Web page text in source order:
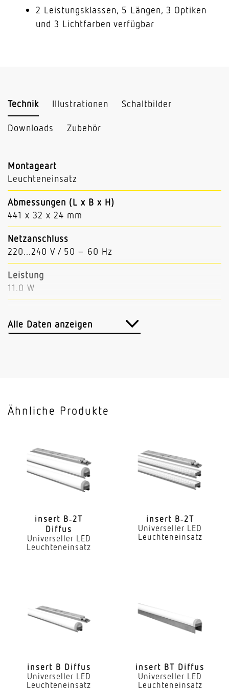
2 Leistungsklassen, 5 Längen, 3 Optiken
und 3 Lichtfarben verfügbar
Technik Illustrationen Schaltbilder
Downloads Zubehör
Montageart
Leuchteneinsatz
Abmessungen (L x B x H)
441 x 32 x 24 mm
Netzanschluss
220...240 V / 50 – 60 Hz
Leistung
11.0 W
1847 lm
Dimmung DALI
Farbtemperatur
4000 K
Geeignet für Lichtbandkonfiguration
Leuchtmittel
Alle Daten anzeigen
Ähnliche Produkte
insert B‑2T
Diffus
Universeller LED
Leuchteneinsatz
insert B‑2T
Universeller LED
Leuchteneinsatz
insert B Diffus
Universeller LED
Leuchteneinsatz
insert BT Diffus
Universeller LED
Leuchteneinsatz